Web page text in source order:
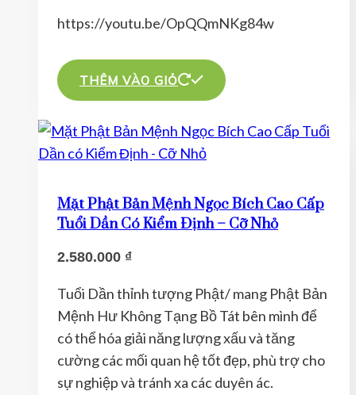
https://youtu.be/OpQQmNKg84w
THÊM VÀO GIỎ
Mặt Phật Bản Mệnh Ngọc Bích Cao Cấp
Tuổi Dần Có Kiểm Định – Cỡ Nhỏ
2.580.000 ₫
Tuổi Dần thỉnh tượng Phật/ mang Phật Bản
Mệnh Hư Không Tạng Bồ Tát bên mình để
có thể hóa giải năng lượng xấu và tăng
cường các mối quan hệ tốt đẹp, phù trợ cho
sự nghiệp và tránh xa các duyên ác.